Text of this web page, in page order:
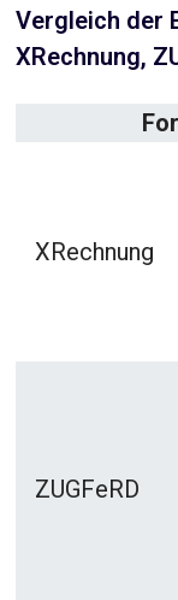
Vergleich der
XRechnung,
XRechnung
ZUGFeRD